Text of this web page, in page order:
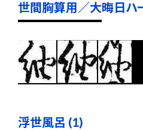
世間胸算用／大晦日ハ
浮世風呂 (1)